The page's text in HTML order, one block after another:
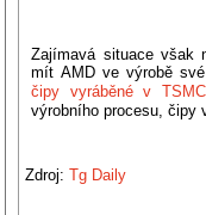
Zajímavá situace však
mít AMD ve výrobě
čipy vyráběné v TSMC
výrobního procesu, čipy
Zdroj:Tg Daily